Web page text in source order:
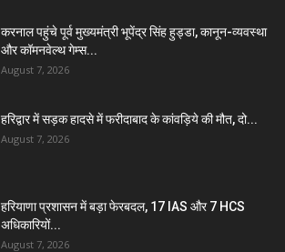
करनाल पहुंचे पूर्व मुख्यमंत्री भूपेंद्र सिंह हुड्डा, कानून-व्यवस्था
और कॉमनवेल्थ गेम्स...
August 7, 2026
हरिद्वार में सड़क हादसे में फरीदाबाद के कांवड़िये की मौत, दो...
August 7, 2026
हरियाणा प्रशासन में बड़ा फेरबदल, 17 IAS और 7 HCS
अधिकारियों...
August 7, 2026